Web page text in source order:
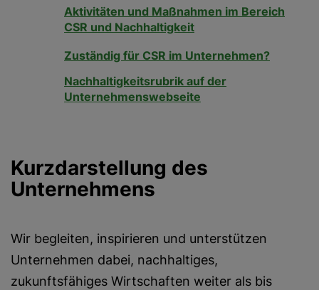
Aktivitäten und Maßnahmen im Bereich
CSR und Nachhaltigkeit
Zuständig für CSR im Unternehmen?
Nachhaltigkeitsrubrik auf der
Unternehmenswebseite
Kurzdarstellung des
Unternehmens
Wir begleiten, inspirieren und unterstützen
Unternehmen dabei, nachhaltiges,
zukunftsfähiges Wirtschaften weiter als bis